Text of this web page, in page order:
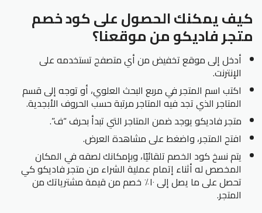
كيف يمكنك الحصول على كود خصم
متجر فاديكو من موقعنا؟
أدخل إلى موقع تخفيض من أي متصفح تستخدمه على
الإنترنت.
اكتب اسم المتجر في مربع البحث العلوي، أو توجه إلى قسم
المتاجر الذي تجد فيه المتاجر مرتبة حسب الحروف الأبجدية.
متجر فاديكو يوجد ضمن المتاجر التي تبدأ بحرف “ف”.
افتح المتجر، واضغط على مشاهدة العرض.
يتم نسخ كود الخصم تلقائيًا، وبإمكانك لصقه في المكان
المخصص له أثناء إتمام عملية الشراء من متجر فاديكو كي
تحصل على ما يصل إلى ١٠٪ خصم من قيمة مشترياتك من
المتجر.